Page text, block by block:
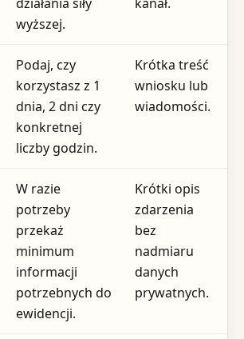
wyższej.
Podaj, czy
korzystasz z 1
dnia, 2 dni czy
konkretnej
liczby godzin.
Krótka treść
wniosku lub
wiadomości.
W razie
potrzeby
przekaż
minimum
informacji
potrzebnych do
ewidencji.
Krótki opis
zdarzenia
bez
nadmiaru
danych
prywatnych.